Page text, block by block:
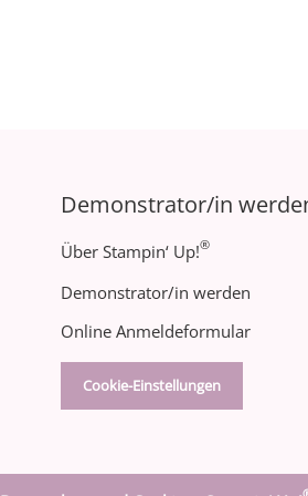
Demonstrator/in
Über Stampin‘ Up!®
Demonstrator/in werden
Online Anmeldeformular
Cookie-Einstellungen